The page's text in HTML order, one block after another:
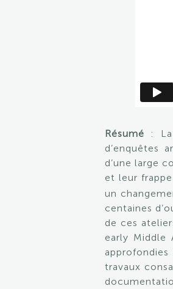
Résumé : La
d’enquêtes
d’une large
et leur
un
centaines
de ces
early Middle
travaux